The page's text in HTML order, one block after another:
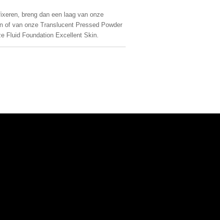
breng dan een laag van onze
of van onze Translucent Pressed Powder
Fluid Foundation Excellent Skin.